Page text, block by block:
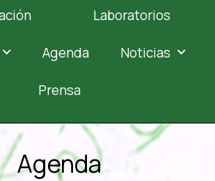
Laboratorios
Agenda Noticias
Prensa
Agenda